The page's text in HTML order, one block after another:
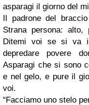
asparagi il giorno del
Il padrone del
Strana persona:
Ditemi voi se si va
depredare povere
Asparagi che si sono
e nel gelo, e pure il
voi.
“Facciamo uno stelo